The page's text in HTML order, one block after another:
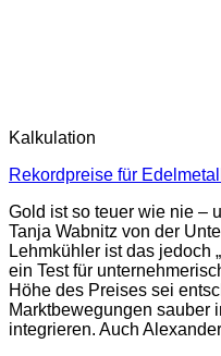
Kalkulation
Rekordpreise für
Gold ist so teuer wie nie –
Tanja Wabnitz von der
Lehmkühler ist das jedoch
ein Test für
Höhe des Preises sei
Marktbewegungen sauber
integrieren. Auch